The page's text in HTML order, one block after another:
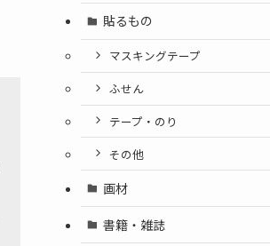
貼るもの
マスキングテープ
ふせん
テープ・のり
その他
画材
書籍・雑誌